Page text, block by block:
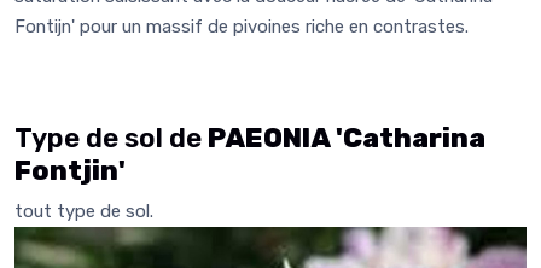
Fontijn' pour un massif de pivoines riche en contrastes.
Type de sol de PAEONIA 'Catharina
Fontjin'
tout type de sol.